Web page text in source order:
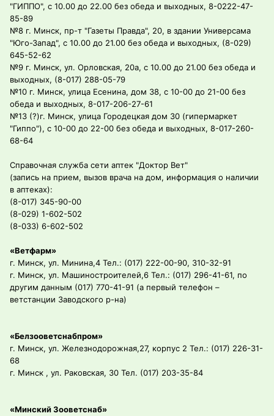
"ГИППО", с 10.00 до 22.00 без обеда и выходных, 8-0222-47-
85-89
№8 г. Минск, пр-т "Газеты Правда", 20, в здании Универсама
"Юго-Запад", с 10.00 до 21.00 без обеда и выходных, (8-029)
645-52-62
№9 г. Минск, ул. Орловская, 20а, с 10.00 до 21.00 без обеда и
выходных, (8-017) 288-05-79
№10 г. Минск, улица Есенина, дом 38, с 10-00 до 21-00 без
обеда и выходных, 8-017-206-27-61
№13 (?)г. Минск, улица Городецкая дом 30 (гипермаркет
"Гиппо"), с 10-00 до 22-00 без обеда и выходных, 8-017-260-
68-64
Справочная служба сети аптек "Доктор Вет"
(запись на прием, вызов врача на дом, информация о наличии
в аптеках):
(8-017) 345-90-00
(8-029) 1-602-502
(8-033) 6-602-502
«Ветфарм»
г. Минск, ул. Минина,4 Тел.: (017) 222-00-90, 310-32-91
г. Минск, ул. Машиностроителей,6 Тел.: (017) 296-41-61, по
другим данным (017) 770-41-91 (а первый телефон –
ветстанции Заводского р-на)
«Белзооветснабпром»
г. Минск, ул. Железнодорожная,27, корпус 2 Тел.: (017) 226-31-
68
г. Минск , ул. Раковская, 30 Тел. (017) 203-35-84
«Минский Зооветснаб»